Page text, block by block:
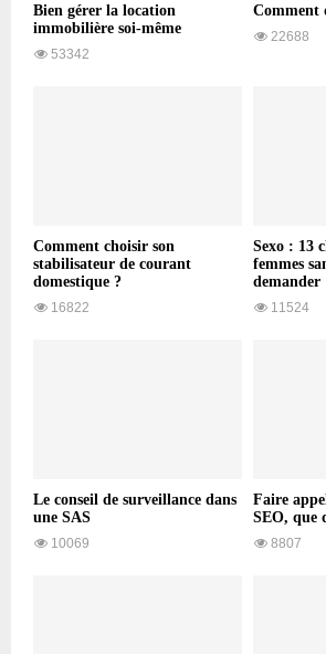
Bien gérer la location
immobilière soi-même
53342
Comment
22688
Comment choisir son
stabilisateur de courant
domestique ?
16822
Sexo : 13
femmes
demander
11524
Le conseil de surveillance dans
une SAS
10069
Faire
SEO, que
8807